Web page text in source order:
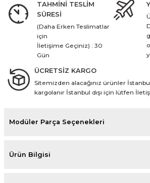
TAHMİNİ TESLİM
SÜRESİ
(Daha Erken Teslimatlar
için
İletişime Geçiniz) : 30
Gün
ÜCRETSİZ KARGO
Sitemizden alacağınız ürünler
kargolanır İstanbul dışı için lütfen
Modüler Parça Seçenekleri
Ürün Bilgisi